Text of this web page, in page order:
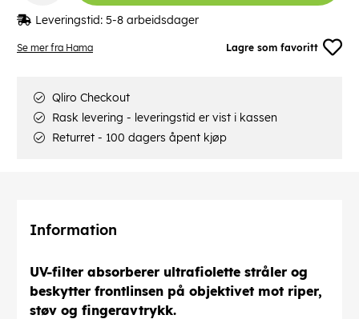
Se mer fra Hama Lagre som favoritt
Leveringstid: 5-8 arbeidsdager
Qliro Checkout
Rask levering - leveringstid er vist i kassen
Returret - 100 dagers åpent kjøp
Information
UV-filter absorberer ultrafiolette stråler og
beskytter frontlinsen på objektivet mot riper,
støv og fingeravtrykk.